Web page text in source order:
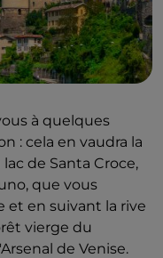
à quelques
: cela en vaudra la
de Santa Croce,
que vous
et en suivant la rive
vierge du
de Venise.